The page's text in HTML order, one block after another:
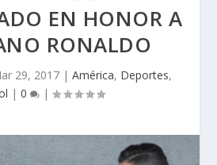
EN HONOR A
RONALDO
29, 2017| América, Deportes,
| 0 |